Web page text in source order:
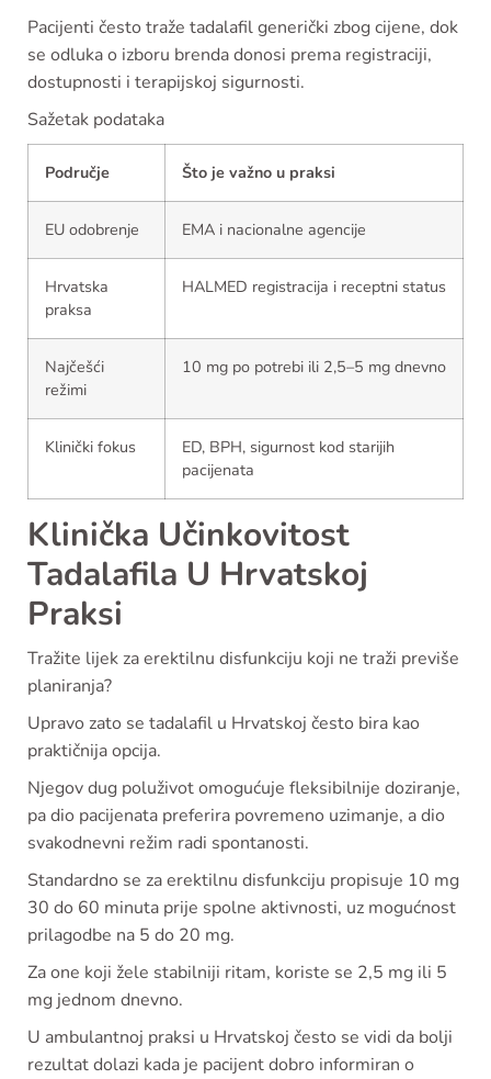
Pacijenti često traže tadalafil generički zbog cijene, dok
se odluka o izboru brenda donosi prema registraciji,
dostupnosti i terapijskoj sigurnosti.
Sažetak podataka
Područje Što je važno u praksi
EU odobrenje EMA i nacionalne agencije
Hrvatska
praksa
HALMED registracija i receptni status
Najčešći
režimi
10 mg po potrebi ili 2,5–5 mg dnevno
Klinički fokus
ED, BPH, sigurnost kod starijih
pacijenata
Klinička Učinkovitost
Tadalafila U Hrvatskoj
Praksi
Tražite lijek za erektilnu disfunkciju koji ne traži previše
planiranja?
Upravo zato se tadalafil u Hrvatskoj često bira kao
praktičnija opcija.
Njegov dug poluživot omogućuje fleksibilnije doziranje,
pa dio pacijenata preferira povremeno uzimanje, a dio
svakodnevni režim radi spontanosti.
Standardno se za erektilnu disfunkciju propisuje 10 mg
30 do 60 minuta prije spolne aktivnosti, uz mogućnost
prilagodbe na 5 do 20 mg.
Za one koji žele stabilniji ritam, koriste se 2,5 mg ili 5
mg jednom dnevno.
U ambulantnoj praksi u Hrvatskoj često se vidi da bolji
rezultat dolazi kada je pacijent dobro informiran o